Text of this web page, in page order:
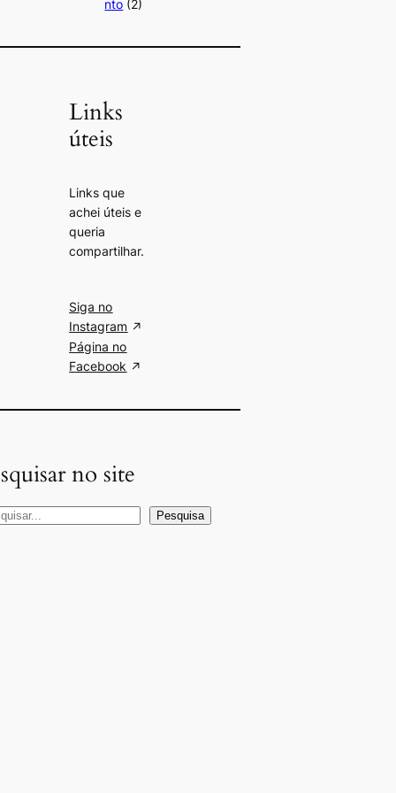
nto (2)
Links
úteis
Links que
achei úteis e
queria
compartilhar.
Siga no
Instagram
Página no
Facebook
no site
Pesquisa